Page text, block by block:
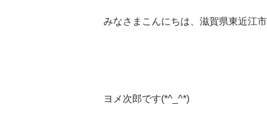
みなさまこんにちは、滋賀県東近
ヨメ次郎です(*^_^*)